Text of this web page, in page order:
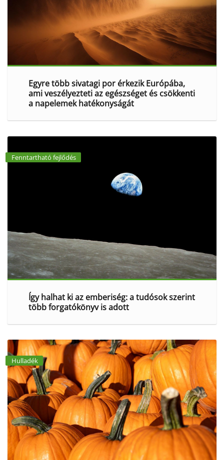
Egyre több sivatagi por érkezik Európába,
ami veszélyezteti az egészséget és csökkenti
a napelemek hatékonyságát
Fenntartható fejlődés
Így halhat ki az emberiség: a tudósok szerint
több forgatókönyv is adott
Hulladék